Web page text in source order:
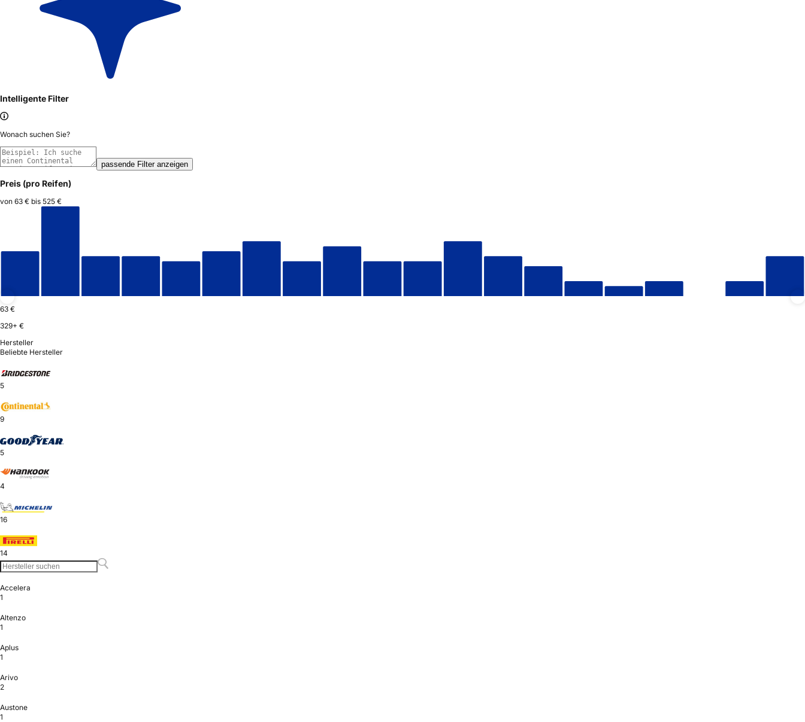
Intelligente Filter
Wonach suchen Sie?
passende Filter anzeigen
Preis (pro Reifen)
von 63 € bis 525 €
63 €
329+ €
Hersteller
Beliebte Hersteller
5
9
5
4
16
14
Accelera
1
Altenzo
1
Aplus
1
Arivo
2
Austone
1